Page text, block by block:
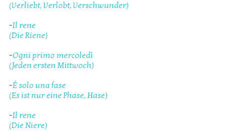
(Verliebt, Verlobt, Verschwunder)
-Il rene
(Die Riene)
-Ogni primo mercoledì
(Jeden ersten Mittwoch)
-È solo una fase
(Es ist nur eine Phase, Hase)
-Il rene
(Die Niere)